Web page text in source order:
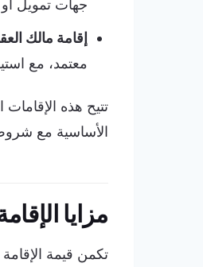
جهات تمويل
إقامة مالك
معتمد، مع
تتيح هذه
الأساسية مع شروط
مزايا
تكمن قيمة